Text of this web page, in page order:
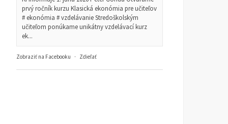
prvý ročník kurzu Klasická ekonómia pre učiteľov
# ekonómia # vzdelávanie Stredoškolským
učiteľom ponúkame unikátny vzdelávací kurz
ek...
Zobraziť na Facebooku · Zdieľať